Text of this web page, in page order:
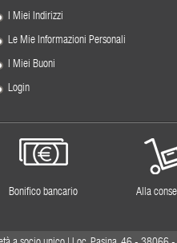
I Miei Indirizzi
Le Mie Informazioni Personali
I Miei Buoni
Login
Bonifico bancario Alla